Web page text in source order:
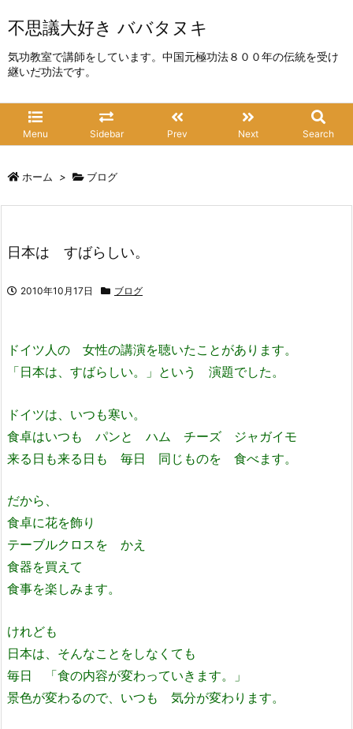
不思議大好き ババタヌキ
気功教室で講師をしています。中国元極功法８００年の伝統を受け
継いだ功法です。
Menu Sidebar Prev Next Search
ホーム > ブログ
日本は すばらしい。
2010年10月17日 ブログ
ドイツ人の 女性の講演を聴いたことがあります。
「日本は、すばらしい。」という 演題でした。
ドイツは、いつも寒い。
食卓はいつも パンと ハム チーズ ジャガイモ
来る日も来る日も 毎日 同じものを 食べます。
だから、
食卓に花を飾り
テーブルクロスを かえ
食器を買えて
食事を楽しみます。
けれども
日本は、そんなことをしなくても
毎日 「食の内容が変わっていきます。」
景色が変わるので、いつも 気分が変わります。